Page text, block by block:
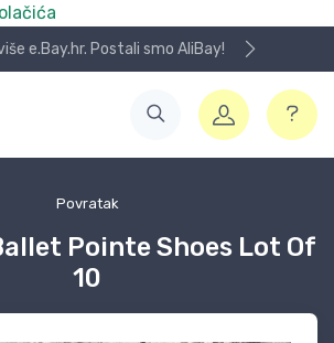
e.Bay.hr. Postali smo AliBay!
Povratak
Pointe Shoes Lot Of
10